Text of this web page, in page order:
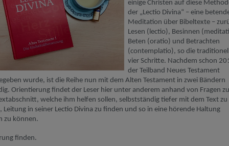
einige Christen auf diese
der „Lectio Divina“ – eine
Meditation über Bibeltexte –
Lesen (lectio), Besinnen (
Beten (oratio) und Betrachten
(contemplatio), so die
vier Schritte. Nachdem schon
der Teilband Neues Testament
wurde, ist die Reihe nun mit dem Alten Testament in zwei Bändern
Orientierung findet der Leser hier unter anderem anhand von Fragen zu
welche ihm helfen sollen, selbstständig tiefer mit dem Text zu
Leitung in seiner Lectio Divina zu finden und so in eine hörende Haltung
zu können.
finden.